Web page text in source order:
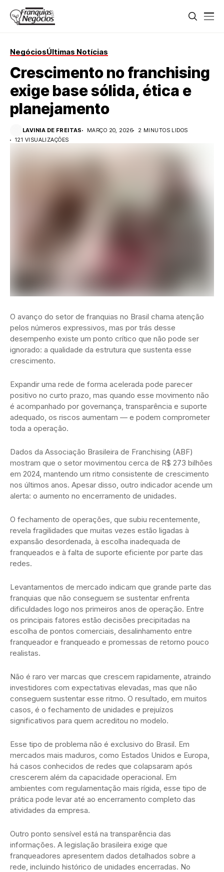
NegóciosÚltimas Notícias
Crescimento no franchising
exige base sólida, ética e
planejamento
LAVINIA DE FREITAS MARÇO 20, 2026
2 MINUTOS LIDOS
121 VISUALIZAÇÕES
O avanço do setor de franquias no Brasil chama atenção
pelos números expressivos, mas por trás desse
desempenho existe um ponto crítico que não pode ser
ignorado: a qualidade da estrutura que sustenta esse
crescimento.
Expandir uma rede de forma acelerada pode parecer
positivo no curto prazo, mas quando esse movimento não
é acompanhado por governança, transparência e suporte
adequado, os riscos aumentam — e podem comprometer
toda a operação.
Dados da Associação Brasileira de Franchising (ABF)
mostram que o setor movimentou cerca de R$ 273 bilhões
em 2024, mantendo um ritmo consistente de crescimento
nos últimos anos. Apesar disso, outro indicador acende um
alerta: o aumento no encerramento de unidades.
O fechamento de operações, que subiu recentemente,
revela fragilidades que muitas vezes estão ligadas à
expansão desordenada, à escolha inadequada de
franqueados e à falta de suporte eficiente por parte das
redes.
Levantamentos de mercado indicam que grande parte das
franquias que não conseguem se sustentar enfrenta
dificuldades logo nos primeiros anos de operação. Entre
os principais fatores estão decisões precipitadas na
escolha de pontos comerciais, desalinhamento entre
franqueador e franqueado e promessas de retorno pouco
realistas.
Não é raro ver marcas que crescem rapidamente, atraindo
investidores com expectativas elevadas, mas que não
conseguem sustentar esse ritmo. O resultado, em muitos
casos, é o fechamento de unidades e prejuízos
significativos para quem acreditou no modelo.
Esse tipo de problema não é exclusivo do Brasil. Em
mercados mais maduros, como Estados Unidos e Europa,
há casos conhecidos de redes que colapsaram após
crescerem além da capacidade operacional. Em
ambientes com regulamentação mais rígida, esse tipo de
prática pode levar até ao encerramento completo das
atividades da empresa.
Outro ponto sensível está na transparência das
informações. A legislação brasileira exige que
franqueadores apresentem dados detalhados sobre a
rede, incluindo histórico de unidades encerradas. No